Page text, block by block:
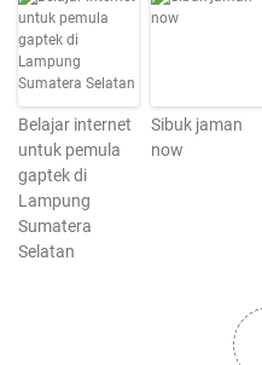
Belajar internet
untuk pemula
gaptek di
Lampung
Sumatera
Selatan
Sibuk jaman
now